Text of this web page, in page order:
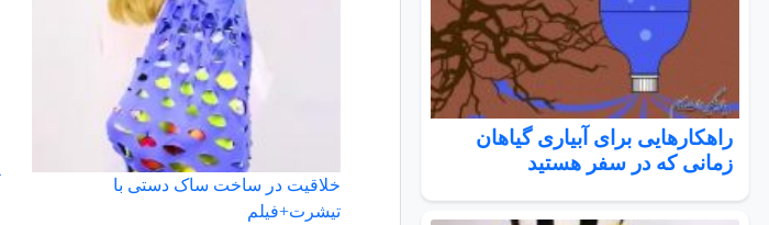
راهکارهایی برای آبیاری گیاهان
زمانی که در سفر هستید
خلاقیت در ساخت ساک دستی با
تیشرت+فیلم